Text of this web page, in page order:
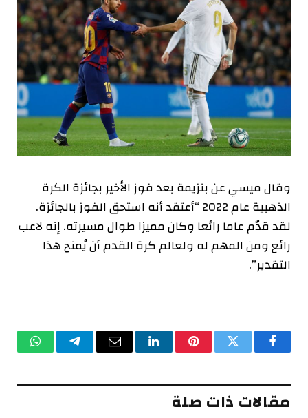
وقال ميسي عن بنزيمة بعد فوز الأخير بجائزة الكرة
الذهبية عام 2022 “أعتقد أنه استحق الفوز بالجائزة.
لقد قدّم عاما رائعا وكان مميزا طوال مسيرته. إنه لاعب
رائع ومن المهم له ولعالم كرة القدم أن يُمنح هذا
التقدير”.
فيسبوكتويتر بينتيريستلينكدإنالبريد تيلقرام
مقالات ذات صلة